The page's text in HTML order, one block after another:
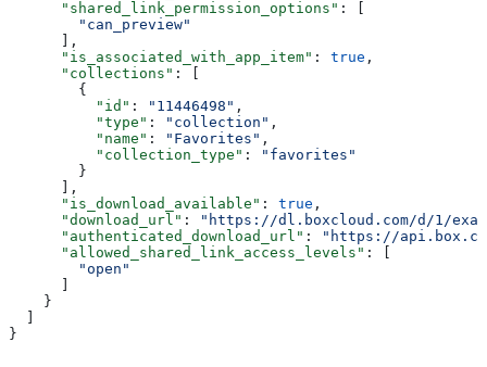
      "shared_link_permission_options"
: [
        "can_preview"
      ],
      "is_associated_with_app_item"
: true ,
      "collections"
: [
        {
          "id"
: "11446498" ,
          "type"
: "collection" ,
          "name"
: "Favorites" ,
          "collection_type"
:
"favorites"
        }
      ],
      "is_download_available"
: true ,
      "download_url"
:
"https://dl.boxcloud.com/d/1/
      "authenticated_download_url"
:
"https://
      "allowed_shared_link_access_levels"
: [
        "open"
      ]
    }
  ]
}